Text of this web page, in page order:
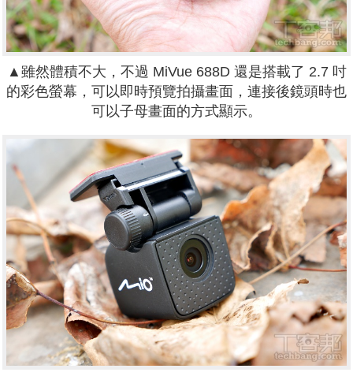
▲雖然體積不大，不過 MiVue 688D 還是搭載了 2.7 吋
的彩色螢幕，可以即時預覽拍攝畫面，連接後鏡頭時也
可以子母畫面的方式顯示。